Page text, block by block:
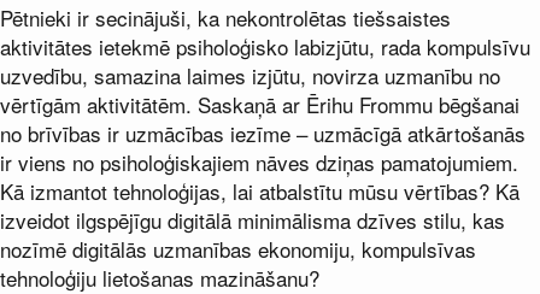
Pētnieki ir secinājuši, ka nekontrolētas tiešsaistes
aktivitātes ietekmē psiholoģisko labizjūtu, rada kompulsīvu
uzvedību, samazina laimes izjūtu, novirza uzmanību no
vērtīgām aktivitātēm. Saskaņā ar Ērihu Frommu bēgšanai
no brīvības ir uzmācības iezīme – uzmācīgā atkārtošanās
ir viens no psiholoģiskajiem nāves dziņas pamatojumiem.
Kā izmantot tehnoloģijas, lai atbalstītu mūsu vērtības? Kā
izveidot ilgspējīgu digitālā minimālisma dzīves stilu, kas
nozīmē digitālās uzmanības ekonomiju, kompulsīvas
tehnoloģiju lietošanas mazināšanu?